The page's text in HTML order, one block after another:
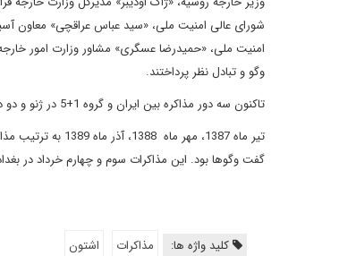
شورای عالی امنیت ملی، «سید عباس عراقچی» معاون
وگو و تبادل نظر پرداختند.
تاکنون سه دور مذاکره بین ایران و گروه 1+5 در ژنو و دو دور در استانبول، یک دور در بغداد و یک دور در مسکو و یک دور هم در آلماتی قزاقستان برگزار شده است.
گفت وگوها بود. این مذاکرات سوم و چهارم خرداد در بغداد و 29 و 30 خرداد ماه در مسکو و هشتم و نهم اسفند ماه 1391 در آلماتی
کلید واژه ها: مذاکرات اشتون